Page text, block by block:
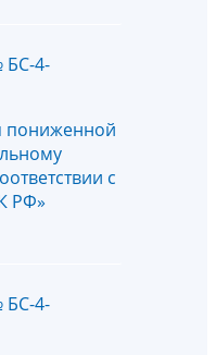
БС-4-
пониженной
с
РФ»
БС-4-